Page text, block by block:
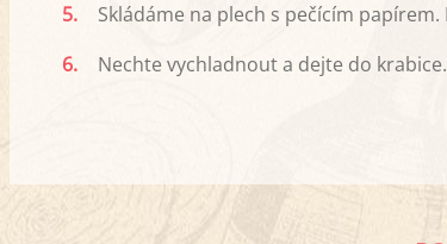
5.
Skládáme na plech s pečícím
6.
Nechte vychladnout a dejte do